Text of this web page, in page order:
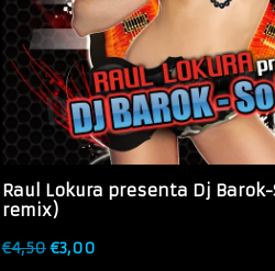
Raul Lokura presenta Dj
remix)
€4,50 €3,00